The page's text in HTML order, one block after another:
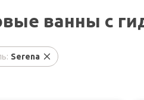
ванны с
Serena